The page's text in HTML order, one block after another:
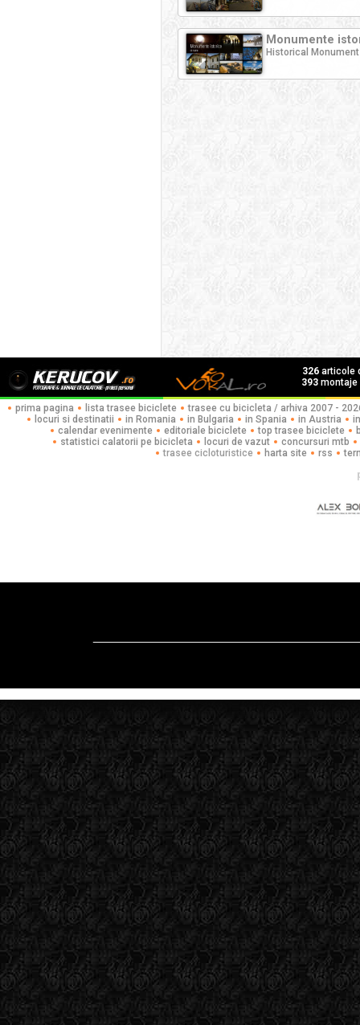
Monumente
Historical
326articole
393montaje
prima pagina lista trasee biciclete
trasee cu bicicleta / arhiva 2007 -
locuri si destinatii
in Romania in Bulgaria in Spania in Austria
calendar evenimente
editoriale biciclete top trasee biciclete
statistici calatorii pe bicicleta
locuri de vazut
concursuri mtb
trasee cicloturistice
harta site rss